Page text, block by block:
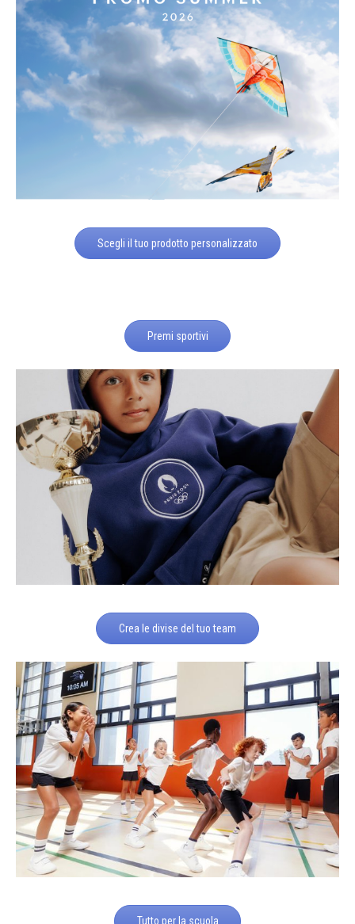
Scegli il tuo prodotto personalizzato
Premi sportivi
Crea le divise del tuo team
Tutto per la scuola